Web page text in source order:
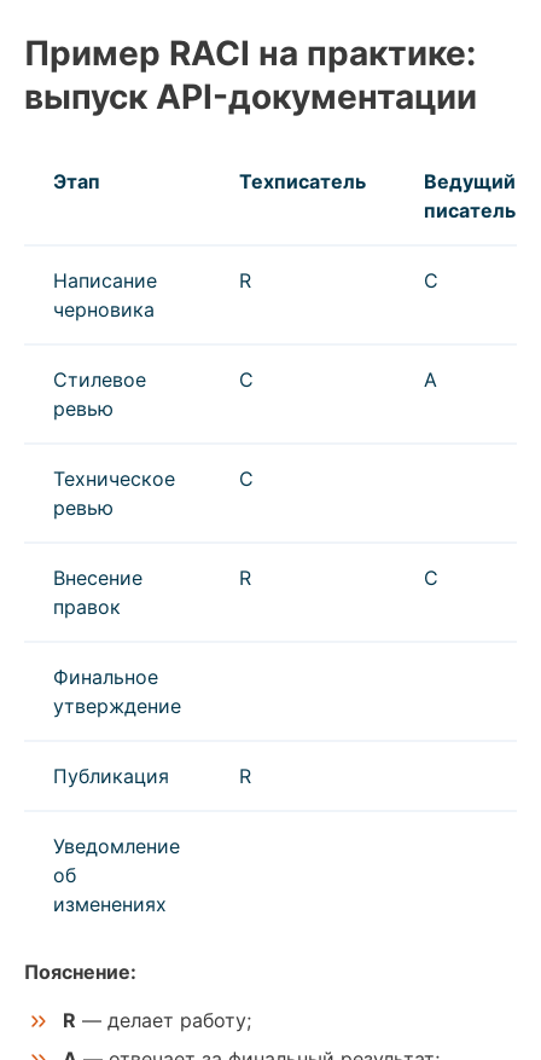
Пример RACI на практике:
выпуск API-документации
Этап Техписатель
Ведущий
писатель
Написание
черновика
R C
Стилевое
ревью
C A
Техническое
ревью
C
Внесение
правок
R C
Финальное
утверждение
Публикация R
Уведомление
об
изменениях
Пояснение:
R — делает работу;